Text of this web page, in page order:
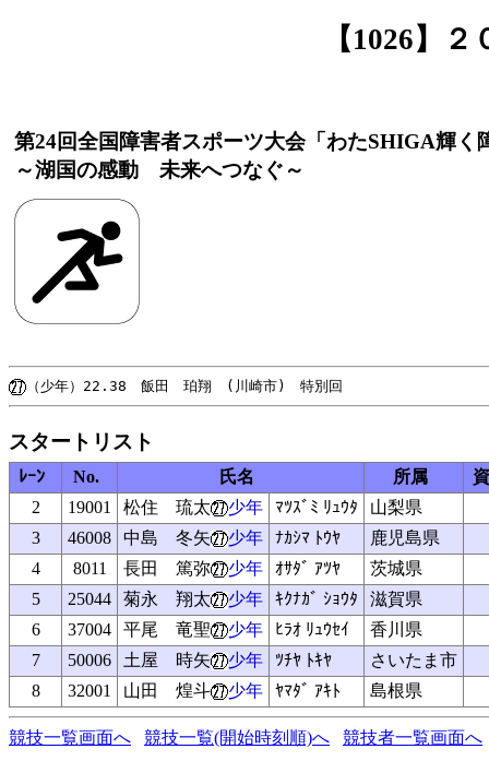
【1026】
第24回全国障害者スポーツ大会「わたSHIGA輝
～湖国の感動 未来へつなぐ～
スタートリスト
ﾚｰﾝ No. 氏名 所属
2
19001 松住 琉太 少年 ﾏﾂｽﾞﾐ ﾘｭｳﾀ
山梨県
3
46008 中島 冬矢 少年 ﾅｶｼﾏ ﾄｳﾔ
鹿児島県
4
8011 長田 篤弥 少年 ｵｻﾀﾞ ｱﾂﾔ
茨城県
5
25044 菊永 翔太 少年 ｷｸﾅｶﾞ ｼｮｳﾀ
滋賀県
6
37004 平尾 竜聖 少年 ﾋﾗｵ ﾘｭｳｾｲ
香川県
7
50006 土屋 時矢 少年 ﾂﾁﾔ ﾄｷﾔ
さいたま市
8
32001 山田 煌斗 少年 ﾔﾏﾀﾞ ｱｷﾄ 島根県
競技一覧画面へ 競技一覧(開始時刻順)へ
競技者一覧画面へ